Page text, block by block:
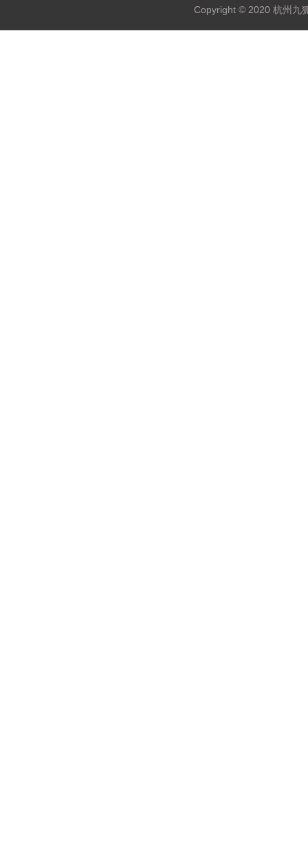
Copyright © 2020 杭州九